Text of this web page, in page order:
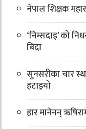
नेपाल शिक्षक
‘निम्सदाइ’ को
बिदा
सुनसरीका चार
हटाइयो
हार मानेनन्